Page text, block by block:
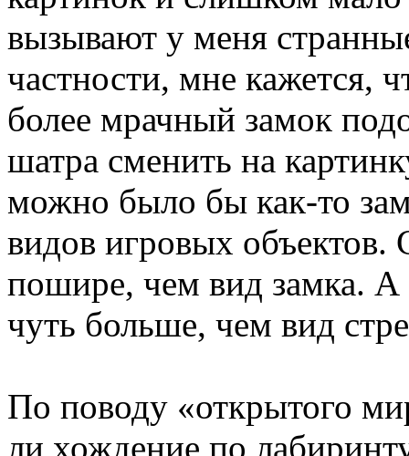
вызывают у меня
частности, мне
более мрачный замок
шатра сменить на
можно было бы как-то
видов игровых
пошире, чем вид замка. А
чуть больше, чем вид
По поводу «открытого
ли хождение по